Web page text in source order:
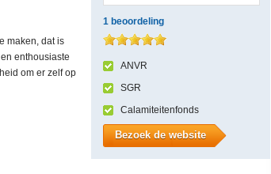
1 beoordeling
ANVR
SGR
Calamiteitenfonds
Bezoek de website
maken, dat is
enthousiaste
om er zelf op